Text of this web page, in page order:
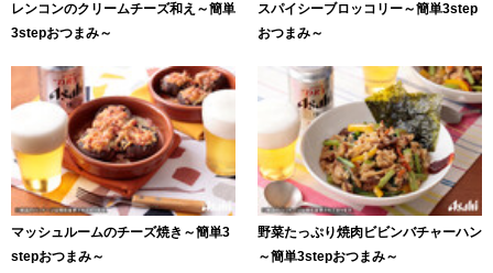
レンコンのクリームチーズ和え～簡単
3stepおつまみ～
スパイシーブロッコリー～簡単3step
おつまみ～
マッシュルームのチーズ焼き～簡単3
stepおつまみ～
野菜たっぷり焼肉ビビンバチャーハン
～簡単3stepおつまみ～